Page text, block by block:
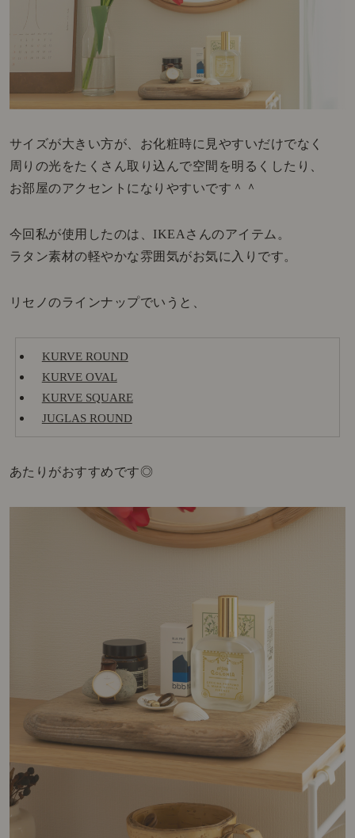
サイズが大きい方が、お化粧時に見やすいだけでなく
周りの光をたくさん取り込んで空間を明るくしたり、
お部屋のアクセントになりやすいです＾＾
今回私が使用したのは、IKEAさんのアイテム。
ラタン素材の軽やかな雰囲気がお気に入りです。
リセノのラインナップでいうと、
KURVE ROUND
KURVE OVAL
KURVE SQUARE
JUGLAS ROUND
あたりがおすすめです◎